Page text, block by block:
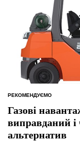
ОПУБЛІКУВАТИ
РЕКОМЕНДУЄМО
Газові
виправданий і
альтернатив